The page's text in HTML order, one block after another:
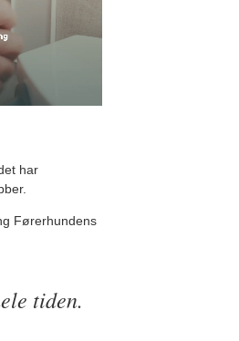
har
Førerhundens
tiden.